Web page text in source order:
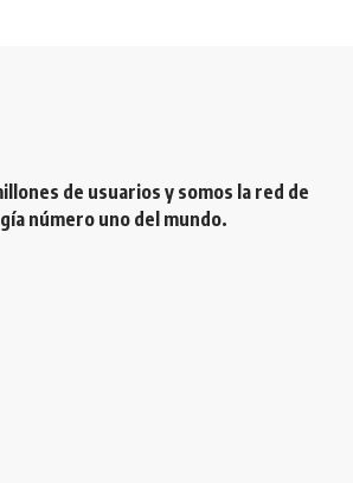
de usuarios y somos la red de
número uno del mundo.